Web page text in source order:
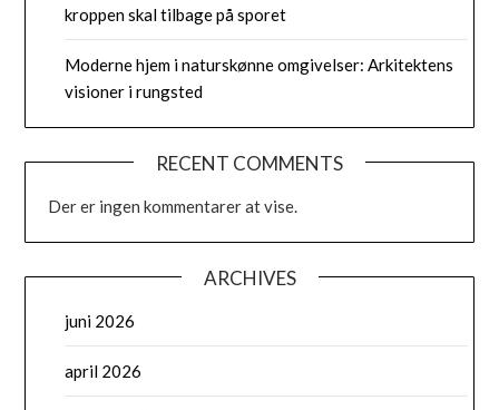
kroppen skal tilbage på sporet
Moderne hjem i naturskønne omgivelser: Arkitektens
visioner i rungsted
RECENT COMMENTS
Der er ingen kommentarer at vise.
ARCHIVES
juni 2026
april 2026